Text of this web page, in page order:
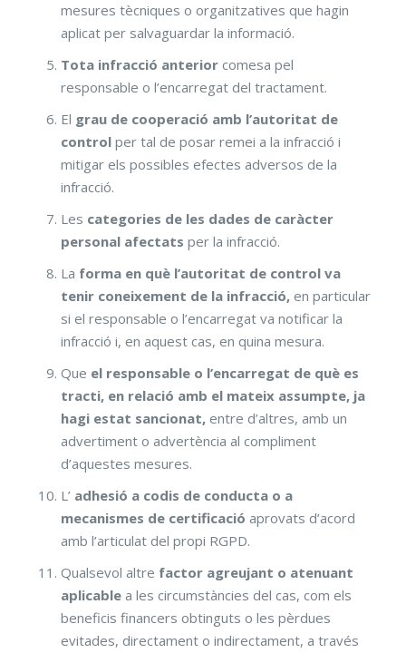
mesures tècniques o organitzatives que hagin
aplicat per salvaguardar la informació.
Tota infracció anteriorcomesa pel
responsable o l’encarregat del tractament.
El grau de cooperació amb l’autoritat de
controlper tal de posar remei a la infracció i
mitigar els possibles efectes adversos de la
infracció.
Les categories de les dades de caràcter
personal afectats per la infracció.
La forma en què l’autoritat de control va
tenir coneixement de la infracció,en particular
si el responsable o l’encarregat va notificar la
infracció i, en aquest cas, en quina mesura.
Que el responsable o l’encarregat de què es
tracti, en relació amb el mateix assumpte, ja
hagi estat sancionat,entre d’altres, amb un
advertiment o advertència al compliment
d’aquestes mesures.
L’ adhesió a codis de conducta o a
mecanismes de certificació aprovats d’acord
amb l’articulat del propi RGPD.
Qualsevol altre factor agreujant o atenuant
aplicablea les circumstàncies del cas, com els
beneficis financers obtinguts o les pèrdues
evitades, directament o indirectament, a través